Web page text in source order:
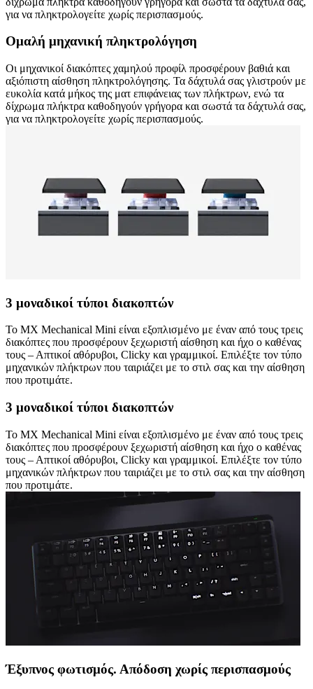
για να πληκτρολογείτε χωρίς περισπασμούς.
Ομαλή μηχανική πληκτρολόγηση
Οι μηχανικοί διακόπτες χαμηλού προφίλ προσφέρουν βαθιά και
αξιόπιστη αίσθηση πληκτρολόγησης. Τα δάχτυλά σας γλιστρούν με
ευκολία κατά μήκος της ματ επιφάνειας των πλήκτρων, ενώ τα
δίχρωμα πλήκτρα καθοδηγούν γρήγορα και σωστά τα δάχτυλά σας,
για να πληκτρολογείτε χωρίς περισπασμούς.
3 μοναδικοί τύποι διακοπτών
Το MX Mechanical Mini είναι εξοπλισμένο με έναν από τους τρεις
διακόπτες που προσφέρουν ξεχωριστή αίσθηση και ήχο ο καθένας
τους – Απτικοί αθόρυβοι, Clicky και γραμμικοί. Επιλέξτε τον τύπο
μηχανικών πλήκτρων που ταιριάζει με το στιλ σας και την αίσθηση
που προτιμάτε.
3 μοναδικοί τύποι διακοπτών
Το MX Mechanical Mini είναι εξοπλισμένο με έναν από τους τρεις
διακόπτες που προσφέρουν ξεχωριστή αίσθηση και ήχο ο καθένας
τους – Απτικοί αθόρυβοι, Clicky και γραμμικοί. Επιλέξτε τον τύπο
μηχανικών πλήκτρων που ταιριάζει με το στιλ σας και την αίσθηση
που προτιμάτε.
Έξυπνος φωτισμός. Απόδοση χωρίς περισπασμούς